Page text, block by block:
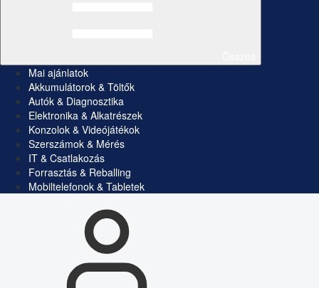
Mai ajánlatok
Akkumulátorok & Töltők
Autók & Diagnosztika
Elektronika & Alkatrészek
Konzolok & Videójátékok
Szerszámok & Mérés
IT & Csatlakozás
Forrasztás & Reballing
Mobiltelefonok & Tabletek